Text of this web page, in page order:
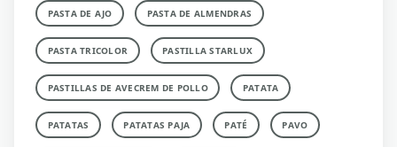
PASTA DE AJO PASTA DE ALMENDRAS
PASTA TRICOLOR PASTILLA STARLUX
PASTILLAS DE AVECREM DE POLLO PATATA
PATATAS PATATAS PAJA PATÉ PAVO